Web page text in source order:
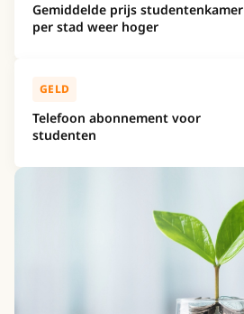
Gemiddelde prijs studentenkamer
per stad weer hoger
GELD
Telefoon abonnement voor
studenten